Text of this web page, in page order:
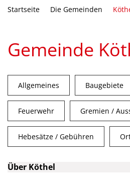
Startseite Die Gemeinden
Gemeinde
Allgemeines Baugebiete
Feuerwehr Gremien /
Hebesätze / Gebühren
Über Köthel